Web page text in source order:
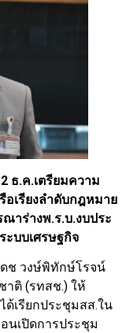
ธ.ค.เตรียมความ
เรียงลำดับกฎหมาย
ณาร่างพ.ร.บ.งบประ
บบเศรษฐกิจ
ช วงษ์พิทักษ์โรจน์
าติ (รทสช.) ให้
เรียกประชุมสส.ใน
นเปิดการประชุม